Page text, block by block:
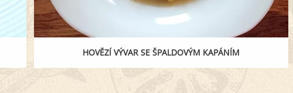
HOVĚZÍ VÝVAR SE ŠPALDOVÝM KAPÁNÍM